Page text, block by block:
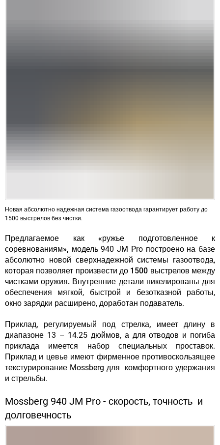
Новая абсолютно надежная система газоотвода гарантирует работу до
1500 выстрелов без чистки.
Предлагаемое как «ружье подготовленное к
соревнованиям», модель 940 JM Pro построено на базе
абсолютно новой сверхнадежной системы газоотвода,
которая позволяет произвести до 1500 выстрелов между
чистками оружия. Внутренние детали никелированы для
обеспечения мягкой, быстрой и безотказной работы,
окно зарядки расширено, доработан подаватель.
Приклад, регулируемый под стрелка, имеет длину в
диапазоне 13 – 14.25 дюймов, а для отводов и погиба
приклада имеется набор специальных проставок.
Приклад и цевье имеют фирменное противоскользящее
текстурирование Mossberg для комфортного удержания
и стрельбы.
Mossberg 940 JM Pro - скорость, точность и
долговечность